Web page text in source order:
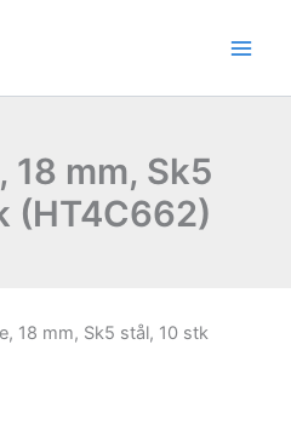
18 mm, Sk5
(HT4C662)
18 mm, Sk5 stål, 10 stk